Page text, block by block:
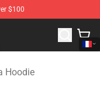
$100
Merchandise Shop
Hoodie